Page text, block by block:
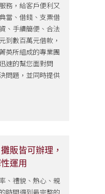
務，給客戶便利又
當、借錢、支票借
、手續簡便、合法
到數百萬元借款，
英所組成的專業團
速的幫您面對問
問題，並同時提供
販皆可辦理，
運用
、禮貌、熱心、親
時間得到最完整的